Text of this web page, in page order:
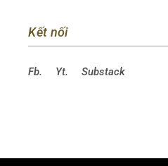
Kết nối
Fb. Yt. Substack